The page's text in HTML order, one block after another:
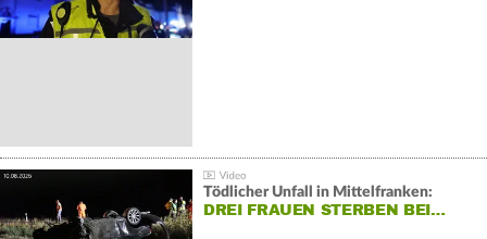
Tödlicher Unfall in Mittelfranken:
DREI FRAUEN STERBEN BEI…